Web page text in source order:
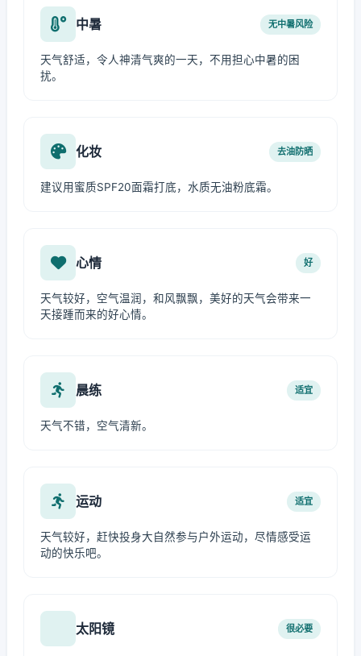
中暑 无中暑风险
天气舒适，令人神清气爽的一天，不用担心中暑的困
扰。
化妆 去油防晒
建议用蜜质SPF20面霜打底，水质无油粉底霜。
心情 好
天气较好，空气温润，和风飘飘，美好的天气会带来一
天接踵而来的好心情。
晨练 适宜
天气不错，空气清新。
运动 适宜
天气较好，赶快投身大自然参与户外运动，尽情感受运
动的快乐吧。
太阳镜 很必要